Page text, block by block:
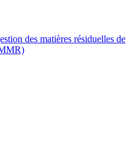
des matières résiduelles de